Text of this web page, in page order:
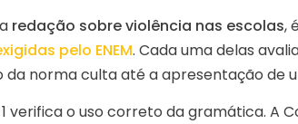
redação sobre violência nas escolas,
pelo ENEM. Cada uma delas
da norma culta até a apresentação de
verifica o uso correto da gramática. A